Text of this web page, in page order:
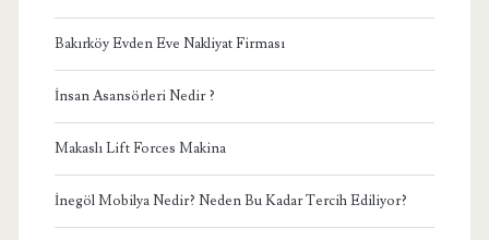
Bakırköy Evden Eve Nakliyat Firması
İnsan Asansörleri Nedir ?
Makaslı Lift Forces Makina
İnegöl Mobilya Nedir? Neden Bu Kadar Tercih Ediliyor?